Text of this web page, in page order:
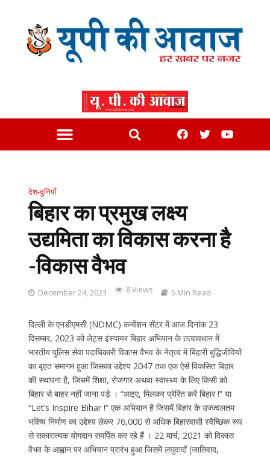
देश-दुनियाँ
बिहार का प्रमुख लक्ष्य
उद्यमिता का विकास करना है
-विकास वैभव
December 24, 2023 8 Views 5 Min Read
दिल्ली के एनडीएमसी (NDMC) कन्वेंशन सेंटर में आज दिनांक 23
दिसम्बर, 2023 को लेट्स इंस्पायर बिहार अभियान के तत्वावधान में
भारतीय पुलिस सेवा पदाधिकारी विकास वैभव के नेतृत्व में बिहारी बुद्धिजीवियों
का बृहत समागम हुआ जिसका उद्देश्य 2047 तक एक ऐसे विकसित बिहार
की स्थापना है, जिसमें शिक्षा, रोजगार अथवा स्वास्थ्य के लिए किसी को
बिहार से बाहर नहीं जाना पड़े । “आइए, मिलकर प्रेरित करें बिहार !” या
“Let’s Inspire Bihar !” एक अभियान है जिसमें बिहार के उज्ज्वलतम
भविष्य निर्माण का उद्देश्य लेकर 76,000 से अधिक बिहारवासी स्वैच्छिक रूप
से सकारात्मक योगदान समर्पित कर रहे हैं । 22 मार्च, 2021 को विकास
वैभव के आह्वान पर अभियान प्रारंभ हुआ जिसमें लघुवादों (जातिवाद,